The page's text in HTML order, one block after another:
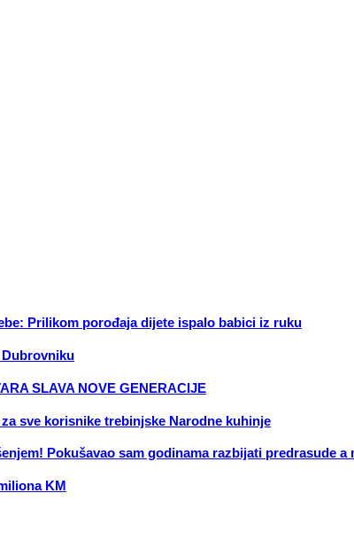
Prilikom porođaja dijete ispalo babici iz ruku
SLAVA NOVE GENERACIJE
sve korisnike trebinjske Narodne kuhinje
Pokušavao sam godinama razbijati predrasude
KM